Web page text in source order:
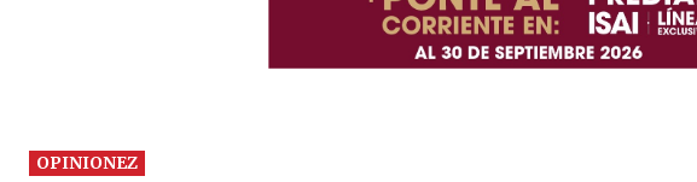
OPINIONEZ